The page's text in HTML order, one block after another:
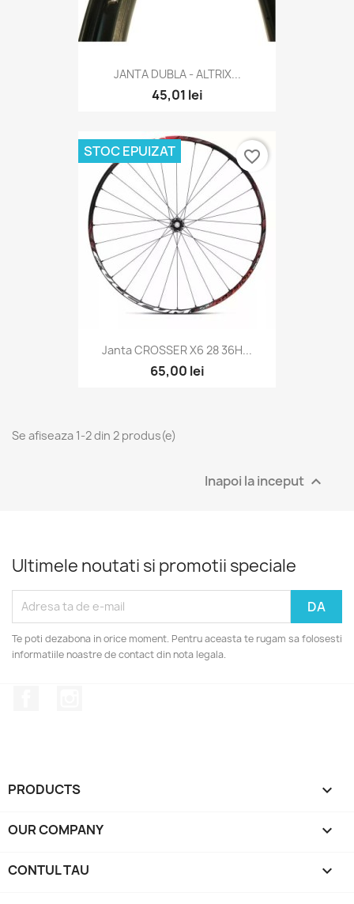
JANTA DUBLA - ALTRIX...
45,01 lei
Janta CROSSER X6 28 36H...
65,00 lei
STOC EPUIZAT favorite_border
Se afiseaza 1-2 din 2 produs(e)
Inapoi la inceput 
Ultimele noutati si promotii speciale
Te poti dezabona in orice moment. Pentru aceasta te rugam sa folosesti
informatiile noastre de contact din nota legala.
PRODUCTS 
OUR COMPANY 
CONTUL TAU 